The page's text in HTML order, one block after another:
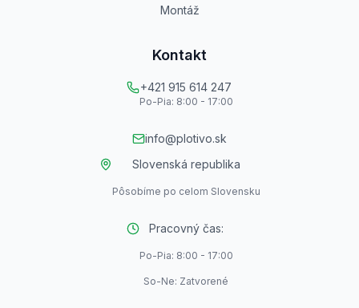
Montáž
Kontakt
+421 915 614 247
Po-Pia: 8:00 - 17:00
info@plotivo.sk
Slovenská republika
Pôsobíme po celom Slovensku
Pracovný čas:
Po-Pia: 8:00 - 17:00
So-Ne: Zatvorené